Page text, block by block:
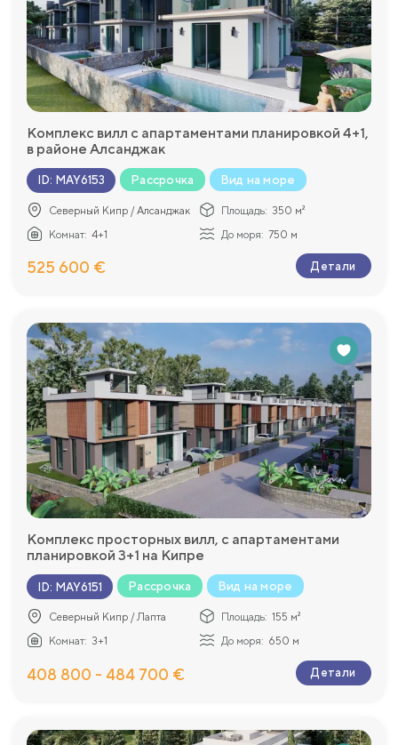
Комплекс вилл с апартаментами планировкой 4+1,
в районе Алсанджак
ID: MAY6153 Рассрочка Вид на море
Северный Кипр / Алсанджак Площадь: 350 м²
Комнат: 4+1 До моря: 750 м
525 600 € Детали
Комплекс просторных вилл, с апартаментами
планировкой 3+1 на Кипре
ID: MAY6151 Рассрочка Вид на море
Северный Кипр / Лапта Площадь: 155 м²
Комнат: 3+1 До моря: 650 м
408 800 - 484 700 € Детали